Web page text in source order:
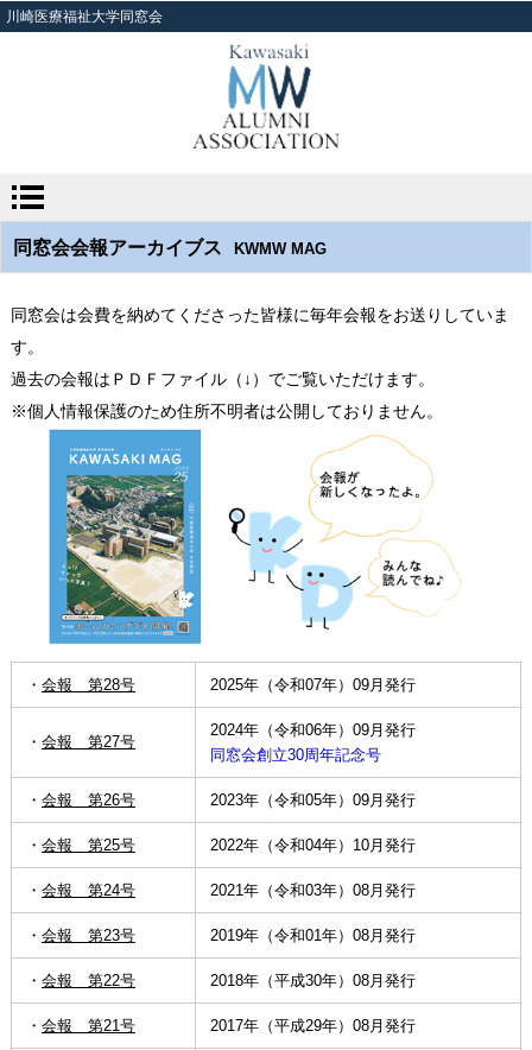
川崎医療福祉大学同窓会
同窓会会報アーカイブス KWMW MAG
同窓会は会費を納めてくださった皆様に毎年会報をお送りしていま
す。
過去の会報はＰＤＦファイル（↓）でご覧いただけます。
※個人情報保護のため住所不明者は公開しておりません。
・ 会報 第28号 2025年（令和07年）09月発行
・ 会報 第27号
2024年（令和06年）09月発行
同窓会創立30周年記念号
・ 会報 第26号 2023年（令和05年）09月発行
・ 会報 第25号 2022年（令和04年）10月発行
・ 会報 第24号 2021年（令和03年）08月発行
・ 会報 第23号 2019年（令和01年）08月発行
・ 会報 第22号 2018年（平成30年）08月発行
・ 会報 第21号 2017年（平成29年）08月発行